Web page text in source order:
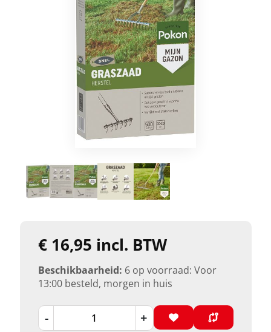
€ 16,95 incl. BTW
Beschikbaarheid: 6 op voorraad: Voor
13:00 besteld, morgen in huis
- +